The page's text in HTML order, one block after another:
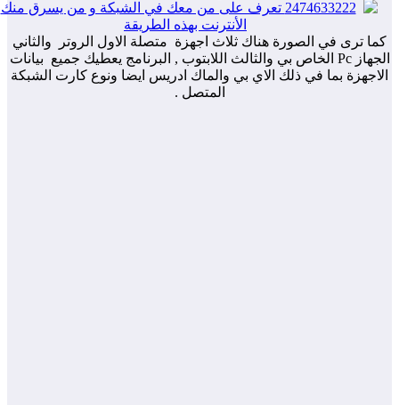
ترى في الصورة هناك ثلاث اجهزة متصلة الاول الروتر والثاني
الجهاز Pc الخاص بي والثالث اللابتوب , البرنامج يعطيك جميع بيانات
بما في ذلك الاي بي والماك ادريس ايضا ونوع كارت الشبكة
المتصل .